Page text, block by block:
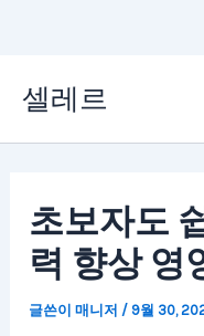
츠
셀레르
초보자도
력 향상 영
글쓴이매니저 / 9월 30,